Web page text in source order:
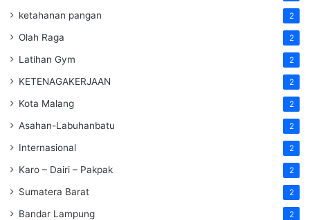
ketahanan pangan 2
Olah Raga 2
Latihan Gym 2
KETENAGAKERJAAN 2
Kota Malang 2
Asahan-Labuhanbatu 2
Internasional 2
Karo – Dairi – Pakpak 2
Sumatera Barat 2
Bandar Lampung 2